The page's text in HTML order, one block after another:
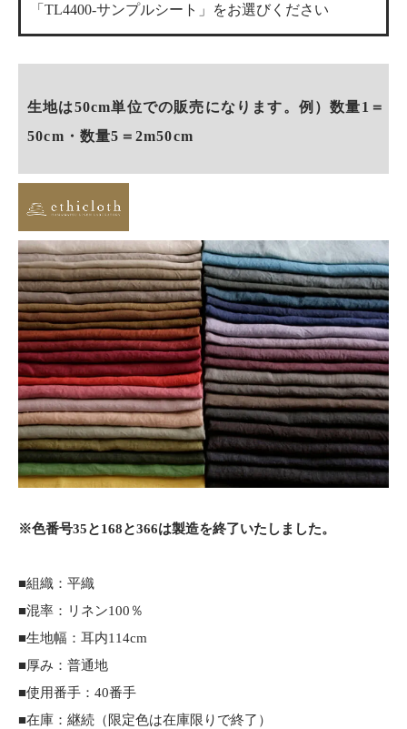
「TL4400-サンプルシート」をお選びください
生地は50cm単位での販売になります。例）数量1＝
50cm・数量5＝2m50cm
※色番号35と168と366は製造を終了いたしました。
■組織：平織
■混率：リネン100％
■生地幅：耳内114cm
■厚み：普通地
■使用番手：40番手
■在庫：継続（限定色は在庫限りで終了）